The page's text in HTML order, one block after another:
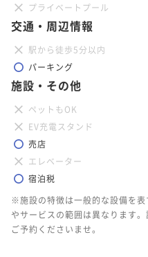
プライベートプール
交通・周辺情報
駅から徒歩5分以内
パーキング
施設・その他
ペットもOK
EV充電スタンド
売店
エレベーター
宿泊税
※施設の特徴は一般的な設備を
やサービスの範囲は異なります
ご予約くださいませ。